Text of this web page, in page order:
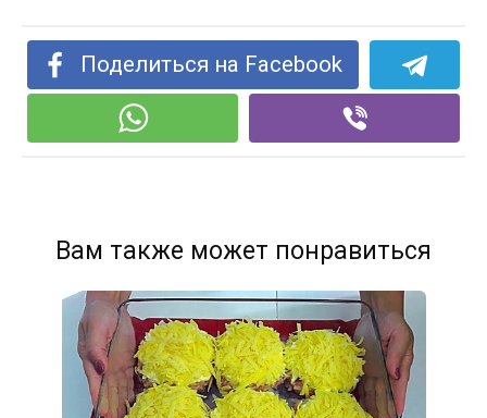
Поделиться на Facebook
Вам также может понравиться